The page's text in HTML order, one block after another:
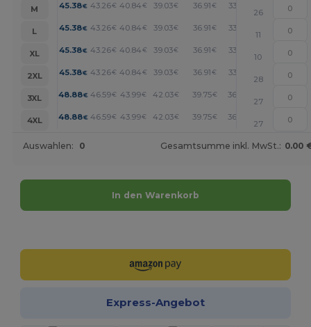
M
45.38€ 43.26€ 40.84€ 39.03€ 36.91€ 33.88
26
L
45.38€ 43.26€ 40.84€ 39.03€ 36.91€ 33.88
11
XL
45.38€ 43.26€ 40.84€ 39.03€ 36.91€ 33.88
10
2XL
45.38€ 43.26€ 40.84€ 39.03€ 36.91€ 33.88
28
3XL
48.88€ 46.59€ 43.99€ 42.03€ 39.75€ 36.49
27
4XL
48.88€ 46.59€ 43.99€ 42.03€ 39.75€ 36.49
27
Auswahlen: 0 Gesamtsumme inkl. MwSt.: 0.00
In den Warenkorb
Express-Angebot